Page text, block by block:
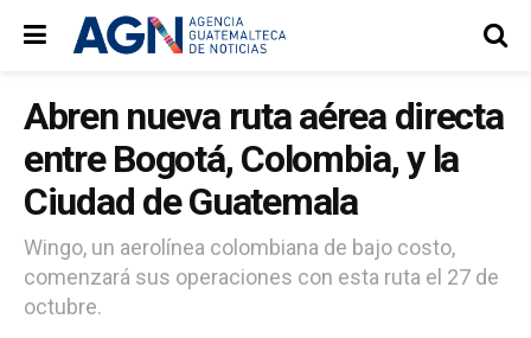
Abren nueva ruta aérea directa
entre Bogotá, Colombia, y la
Ciudad de Guatemala
Wingo, un aerolínea colombiana de bajo costo,
comenzará sus operaciones con esta ruta el 27 de
octubre.